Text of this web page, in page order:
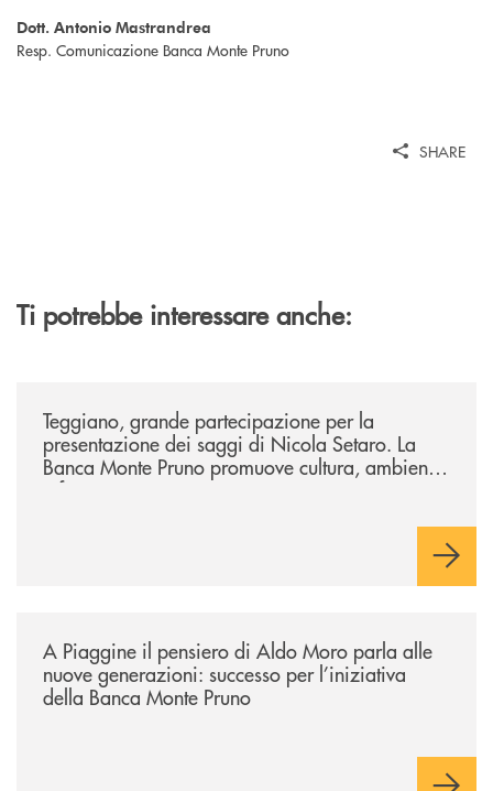
Dott. Antonio Mastrandrea
Resp. Comunicazione Banca Monte Pruno
SHARE
Ti potrebbe interessare anche:
Teggiano, grande partecipazione per la
presentazione dei saggi di Nicola Setaro. La
Banca Monte Pruno promuove cultura, ambiente
e futuro
A Piaggine il pensiero di Aldo Moro parla alle
nuove generazioni: successo per l’iniziativa
della Banca Monte Pruno